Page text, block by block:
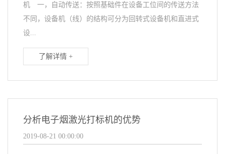
机 一，自动传送：按照基础件在设备工位间的传送方法
不同，设备机（线）的结构可分为回转式设备机和直进式
设...
了解详情 +
分析电子烟激光打标机的优势
2019-08-21 00:00:00